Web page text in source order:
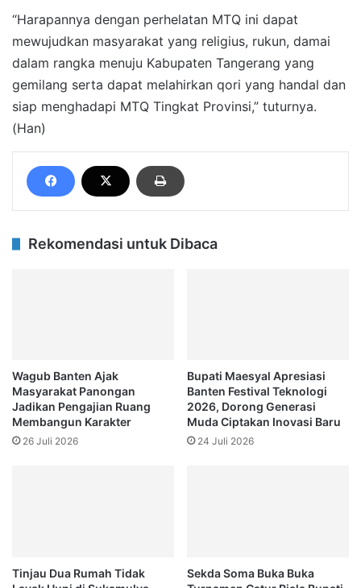
“Harapannya dengan perhelatan MTQ ini dapat
mewujudkan masyarakat yang religius, rukun, damai
dalam rangka menuju Kabupaten Tangerang yang
gemilang serta dapat melahirkan qori yang handal dan
siap menghadapi MTQ Tingkat Provinsi,” tuturnya.
(Han)
Rekomendasi untuk Dibaca
Wagub Banten Ajak
Masyarakat Panongan
Jadikan Pengajian Ruang
Membangun Karakter
26 Juli 2026
Bupati Maesyal Apresiasi
Banten Festival Teknologi
2026, Dorong Generasi
Muda Ciptakan Inovasi Baru
24 Juli 2026
Tinjau Dua Rumah Tidak
Sekda Soma Buka Buka